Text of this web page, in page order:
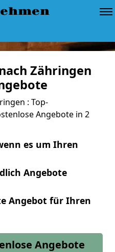
Zähringen
: Top-
Angebote in 2
es um Ihren
Angebote
Angebot für Ihren
Angebote